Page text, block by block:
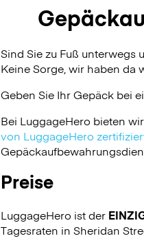
Sind Sie zu Fuß unterwegs
Keine Sorge, wir haben da
Geben Sie Ihr Gepäck bei
Bei LuggageHero bieten
von LuggageHero
Preise
LuggageHero ist der
Tagesraten in Sheridan